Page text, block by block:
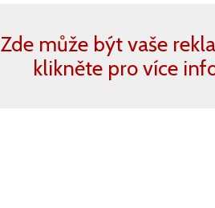
Zde může být vaše
klikněte pro více